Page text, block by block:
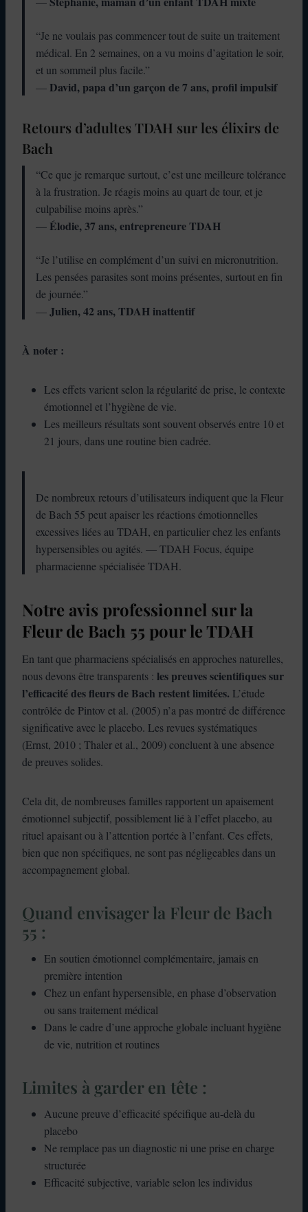
“Je ne voulais pas commencer tout de suite un traitement
médical. En 2 semaines, on a vu moins d’agitation le soir,
et un sommeil plus facile.”
—David, papa d’un garçon de 7 ans, profil impulsif
Retours d’adultes TDAH sur les élixirs de
Bach
“Ce que je remarque surtout, c’est une meilleure tolérance
à la frustration. Je réagis moins au quart de tour, et je
culpabilise moins après.”
— Élodie, 37 ans, entrepreneure TDAH
“Je l’utilise en complément d’un suivi en micronutrition.
Les pensées parasites sont moins présentes, surtout en fin
de journée.”
—Julien, 42 ans, TDAH inattentif
À noter :
Les effets varient selon la régularité de prise, le contexte
émotionnel et l’hygiène de vie.
Les meilleurs résultats sont souvent observés entre 10 et
21 jours, dans une routine bien cadrée.
De nombreux retours d’utilisateurs indiquent que la Fleur
de Bach 55 peut apaiser les réactions émotionnelles
excessives liées au TDAH, en particulier chez les enfants
hypersensibles ou agités. — TDAH Focus, équipe
pharmacienne spécialisée TDAH.
Notre avis professionnel sur la
Fleur de Bach 55 pour le TDAH
En tant que pharmaciens spécialisés en approches naturelles,
nous devons être transparents : les preuves scientifiques sur
l’efficacité des fleurs de Bach restent limitées. L’étude
contrôlée de Pintov et al. (2005) n’a pas montré de différence
significative avec le placebo. Les revues systématiques
(Ernst, 2010 ; Thaler et al., 2009) concluent à une absence
de preuves solides.
Cela dit, de nombreuses familles rapportent un apaisement
émotionnel subjectif, possiblement lié à l’effet placebo, au
rituel apaisant ou à l’attention portée à l’enfant. Ces effets,
bien que non spécifiques, ne sont pas négligeables dans un
accompagnement global.
Quand envisager la Fleur de Bach
55 :
En soutien émotionnel complémentaire, jamais en
première intention
Chez un enfant hypersensible, en phase d’observation
ou sans traitement médical
Dans le cadre d’une approche globale incluant hygiène
de vie, nutrition et routines
Limites à garder en tête :
Aucune preuve d’efficacité spécifique au-delà du
placebo
Ne remplace pas un diagnostic ni une prise en charge
structurée
Efficacité subjective, variable selon les individus